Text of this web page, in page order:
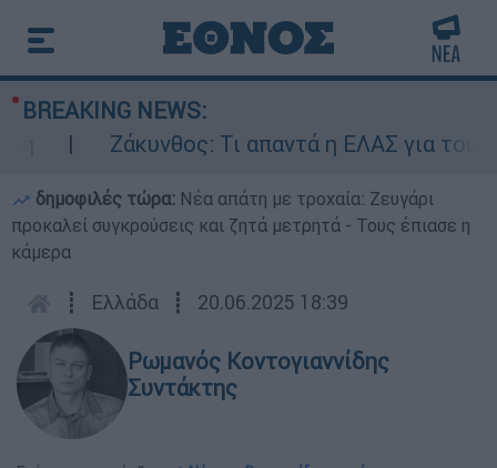
BREAKING NEWS:
Ζάκυνθος: Τι απαντά η ΕΛΑΣ για τους 8
δημοφιλές τώρα: Νέα απάτη με τροχαία: Ζευγάρι
προκαλεί συγκρούσεις και ζητά μετρητά - Τους έπιασε η
κάμερα
┋ Ελλάδα ┋ 20.06.2025 18:39
Ρωμανός Κοντογιαννίδης
Συντάκτης